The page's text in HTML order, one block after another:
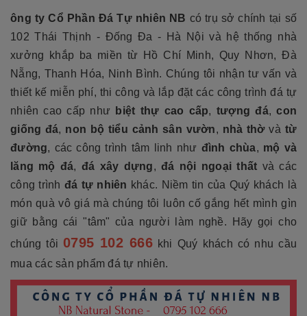
ông ty Cổ Phần Đá Tự nhiên NB có trụ sở chính tại số
102 Thái Thịnh - Đống Đa - Hà Nội và hệ thống nhà
xưởng khắp ba miền từ Hồ Chí Minh, Quy Nhơn, Đà
Nẵng, Thanh Hóa, Ninh Bình. Chúng tôi nhận tư vấn và
thiết kế miễn phí, thi công và lắp đặt các công trình đá tự
nhiên cao cấp như
biệt thự cao cấp, tượng đá,con
giống đá, non bộ tiểu cảnh sân vườn, nhà thờvà từ
đường, các công trình tâm linh như đình chùa, mộ và
lăng mộ đá, đá xây dựng,đá nội ngoại thất và các
công trình đá tự nhiên khác. Niềm tin của Quý khách là
món quà vô giá mà chúng tôi luôn cố gắng hết mình gìn
giữ bằng cái "tâm" của người làm nghề. Hãy gọi cho
chúng tôi 0795 102 666khi Quý khách có nhu cầu
mua các sản phẩm đá tự nhiên.